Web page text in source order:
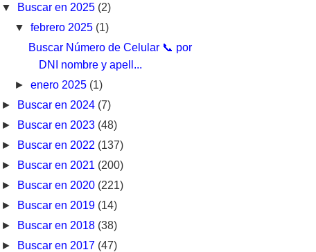
▼ Buscar en 2025 (2)
▼febrero 2025 (1)
Buscar Número de Celular 📞 por
DNI nombre y apell...
►enero 2025 (1)
►
Buscar en 2024 (7)
►
Buscar en 2023 (48)
►
Buscar en 2022 (137)
►
Buscar en 2021 (200)
►
Buscar en 2020 (221)
►
Buscar en 2019 (14)
►
Buscar en 2018 (38)
►
Buscar en 2017 (47)